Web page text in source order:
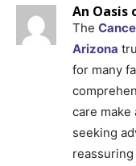
An Oasis
The
Arizona
for many
care
seeking